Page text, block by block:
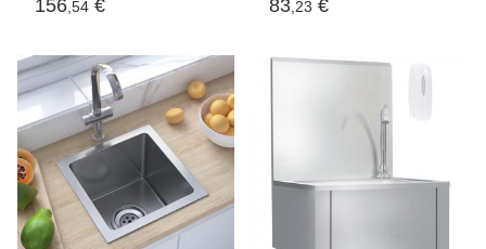
50 cm - Gris béton
156,54 € 83,23 €